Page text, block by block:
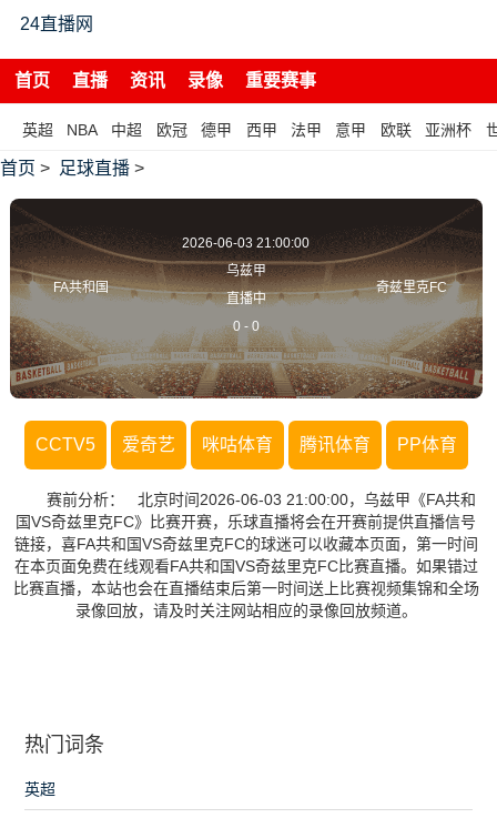
24直播网
首页 直播 资讯 录像 重要赛事
英超 NBA 中超 欧冠 德甲 西甲 法甲 意甲 欧联 亚洲杯
首页 > 足球直播 >
FA共和国
2026-06-03 21:00:00
乌兹甲
直播中
0 - 0
奇兹里克FC
CCTV5 爱奇艺 咪咕体育 腾讯体育 PP体育
赛前分析： 北京时间2026-06-03 21:00:00，乌兹甲《FA共和
国VS奇兹里克FC》比赛开赛，乐球直播将会在开赛前提供直播信号
链接，喜FA共和国VS奇兹里克FC的球迷可以收藏本页面，第一时间
在本页面免费在线观看FA共和国VS奇兹里克FC比赛直播。如果错过
比赛直播，本站也会在直播结束后第一时间送上比赛视频集锦和全场
录像回放，请及时关注网站相应的录像回放频道。
热门词条
英超